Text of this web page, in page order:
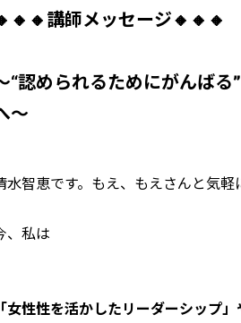
講師メッセージ🔸🔸🔸
“認められるためにがんばる
〜
水智恵です。もえ、もえさんと気軽
、私は
「女性性を活かしたリーダーシップ」